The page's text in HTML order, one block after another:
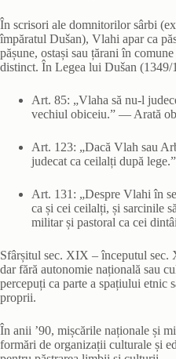
În scrisori ale domnitorilor sârbi
împăratul Dušan), Vlahi apar ca
pășune, ostași sau țărani în
distinct. În Legea lui Dušan (1349/
Art. 85: „Vlaha să nu‑l
vechiul obiceiu.” — Arată
Art. 123: „Dacă Vlah sau
judecat ca ceilalți după
Art. 131: „Despre Vlahi în
ca și cei ceilalți, și sarcinile
militar și pastoral ca cei
Sfârșitul sec. XIX – începutul sec.
dar fără autonomie națională sau
percepuți ca parte a spațiului etnic
proprii.
În anii ’90, mișcările naționale și
formări de organizații culturale și